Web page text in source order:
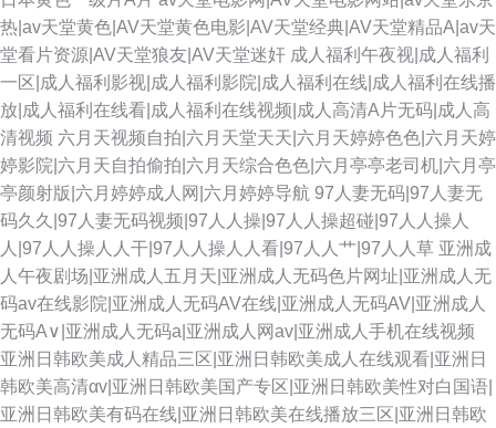
热|av天堂黄色|AV天堂黄色电影|AV天堂经典|AV天堂精品A|av天
堂看片资源|AV天堂狼友|AV天堂迷奸 成人福利午夜视|成人福利
一区|成人福利影视|成人福利影院|成人福利在线|成人福利在线播
放|成人福利在线看|成人福利在线视频|成人高清A片无码|成人高
清视频 六月天视频自拍|六月天堂天天|六月天婷婷色色|六月天婷
婷影院|六月天自拍偷拍|六月天综合色色|六月亭亭老司机|六月亭
亭颜射版|六月婷婷成人网|六月婷婷导航 97人妻无码|97人妻无
码久久|97人妻无码视频|97人人操|97人人操超碰|97人人操人
人|97人人操人人干|97人人操人人看|97人人艹|97人人草 亚洲成
人午夜剧场|亚洲成人五月天|亚洲成人无码色片网址|亚洲成人无
码av在线影院|亚洲成人无码AV在线|亚洲成人无码AV|亚洲成人
无码A∨|亚洲成人无码a|亚洲成人网av|亚洲成人手机在线视频
亚洲日韩欧美成人精品三区|亚洲日韩欧美成人在线观看|亚洲日
韩欧美高清αv|亚洲日韩欧美国产专区|亚洲日韩欧美性对白国语|
亚洲日韩欧美有码在线|亚洲日韩欧美在线播放三区|亚洲日韩欧